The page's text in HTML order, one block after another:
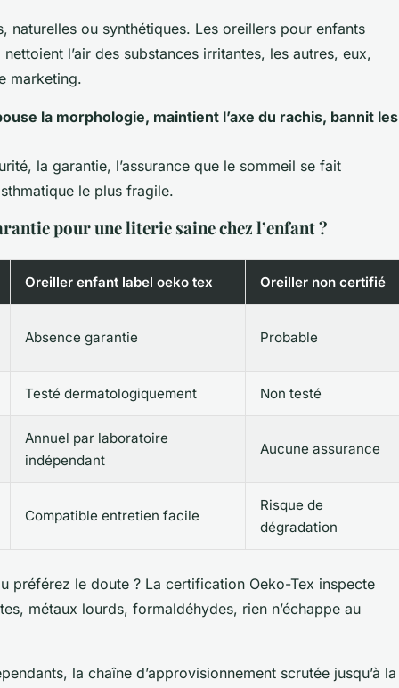
naturelles ou synthétiques. Les oreillers pour enfants
l’air des substances irritantes, les autres, eux,
marketing.
la morphologie, maintient l’axe du rachis, bannit les
la garantie, l’assurance que le sommeil se fait
le plus fragile.
pour une literie saine chez l’enfant ?
Oreiller enfant label oeko tex Oreiller non certifié
Absence garantie Probable
Testé dermatologiquement Non testé
Annuel par laboratoire
indépendant
Aucune assurance
Compatible entretien facile
Risque de
dégradation
préférez le doute ? La certification Oeko-Tex inspecte
métaux lourds, formaldéhydes, rien n’échappe au
la chaîne d’approvisionnement scrutée jusqu’à la